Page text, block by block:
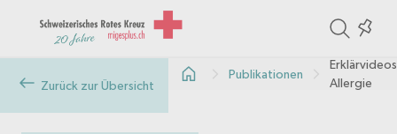
in
the
Zurück zur Übersicht
Publikationen
Erklärvideos
Allergie